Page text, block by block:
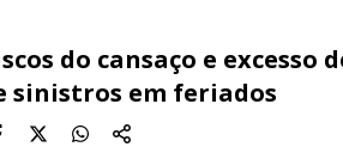
do cansaço e excesso
sinistros em feriados